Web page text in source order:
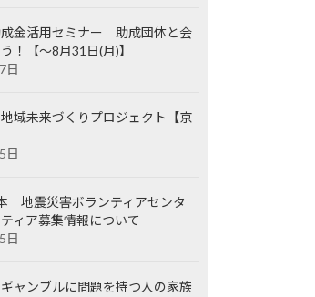
成金活用セミナー 助成団体と会
！【～8月31日(月)】
日
地域未来づくりプロジェクト【京
日
地震災害ボランティアセンタ
ィア募集情報について
日
ギャンブルに問題を持つ人の家族